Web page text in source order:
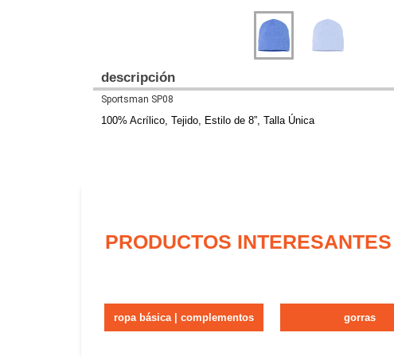
descripción
Sportsman SP08
100% Acrílico, Tejido, Estilo de 8”, Talla Única
PRODUCTOS INTERESANTES
ropa básica | complementos gorras